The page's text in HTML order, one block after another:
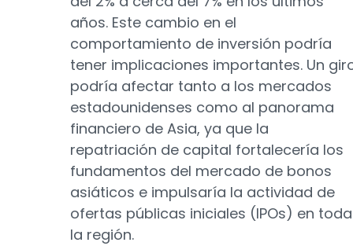
años. Este cambio en el
comportamiento de inversión podría
tener implicaciones importantes. Un
podría afectar tanto a los mercados
estadounidenses como al panorama
financiero de Asia, ya que la
repatriación de capital fortalecería los
fundamentos del mercado de bonos
asiáticos e impulsaría la actividad de
ofertas públicas iniciales (IPOs) en toda
la región.